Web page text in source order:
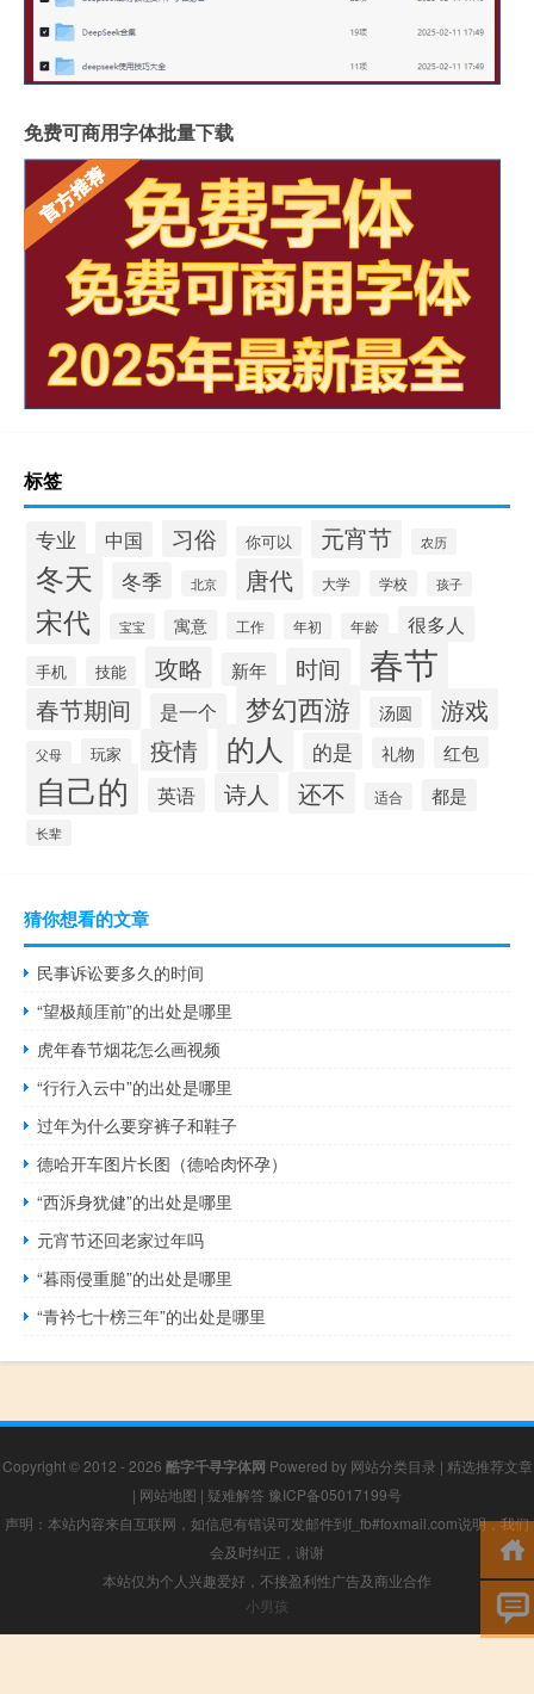
免费可商用字体批量下载
标签
专业 中国 习俗 你可以 元宵节 农历
冬天 冬季 北京 唐代 大学 学校 孩子
宋代 宝宝 寓意 工作 年初 年龄 很多人
手机 技能 攻略 新年 时间 春节
春节期间 是一个 梦幻西游 汤圆 游戏
父母 玩家 疫情 的人 的是 礼物 红包
自己的 英语 诗人 还不 适合 都是
长辈
猜你想看的文章
民事诉讼要多久的时间
“望极颠厓前”的出处是哪里
虎年春节烟花怎么画视频
“行行入云中”的出处是哪里
过年为什么要穿裤子和鞋子
德哈开车图片长图（德哈肉怀孕）
“西泝身犹健”的出处是哪里
元宵节还回老家过年吗
“暮雨侵重膇”的出处是哪里
“青衿七十榜三年”的出处是哪里
Copyright © 2012 - 2026 酷字千寻字体网 Powered by 网站分类目录 | 精选推荐文章
| 网站地图 | 疑难解答 豫ICP备05017199号
声明：本站内容来自互联网，如信息有错误可发邮件到f_fb#foxmail.com说明，我们
会及时纠正，谢谢
本站仅为个人兴趣爱好，不接盈利性广告及商业合作
小男孩